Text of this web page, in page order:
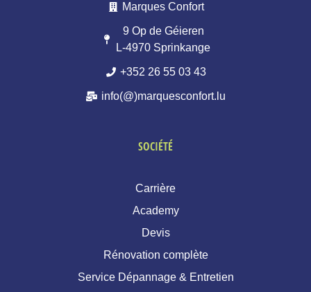
Marques Confort
9 Op de Géieren
L-4970 Sprinkange
+352 26 55 03 43
info(@)marquesconfort.lu
SOCIÉTÉ
Carrière
Academy
Devis
Rénovation complète
Service Dépannage & Entretien